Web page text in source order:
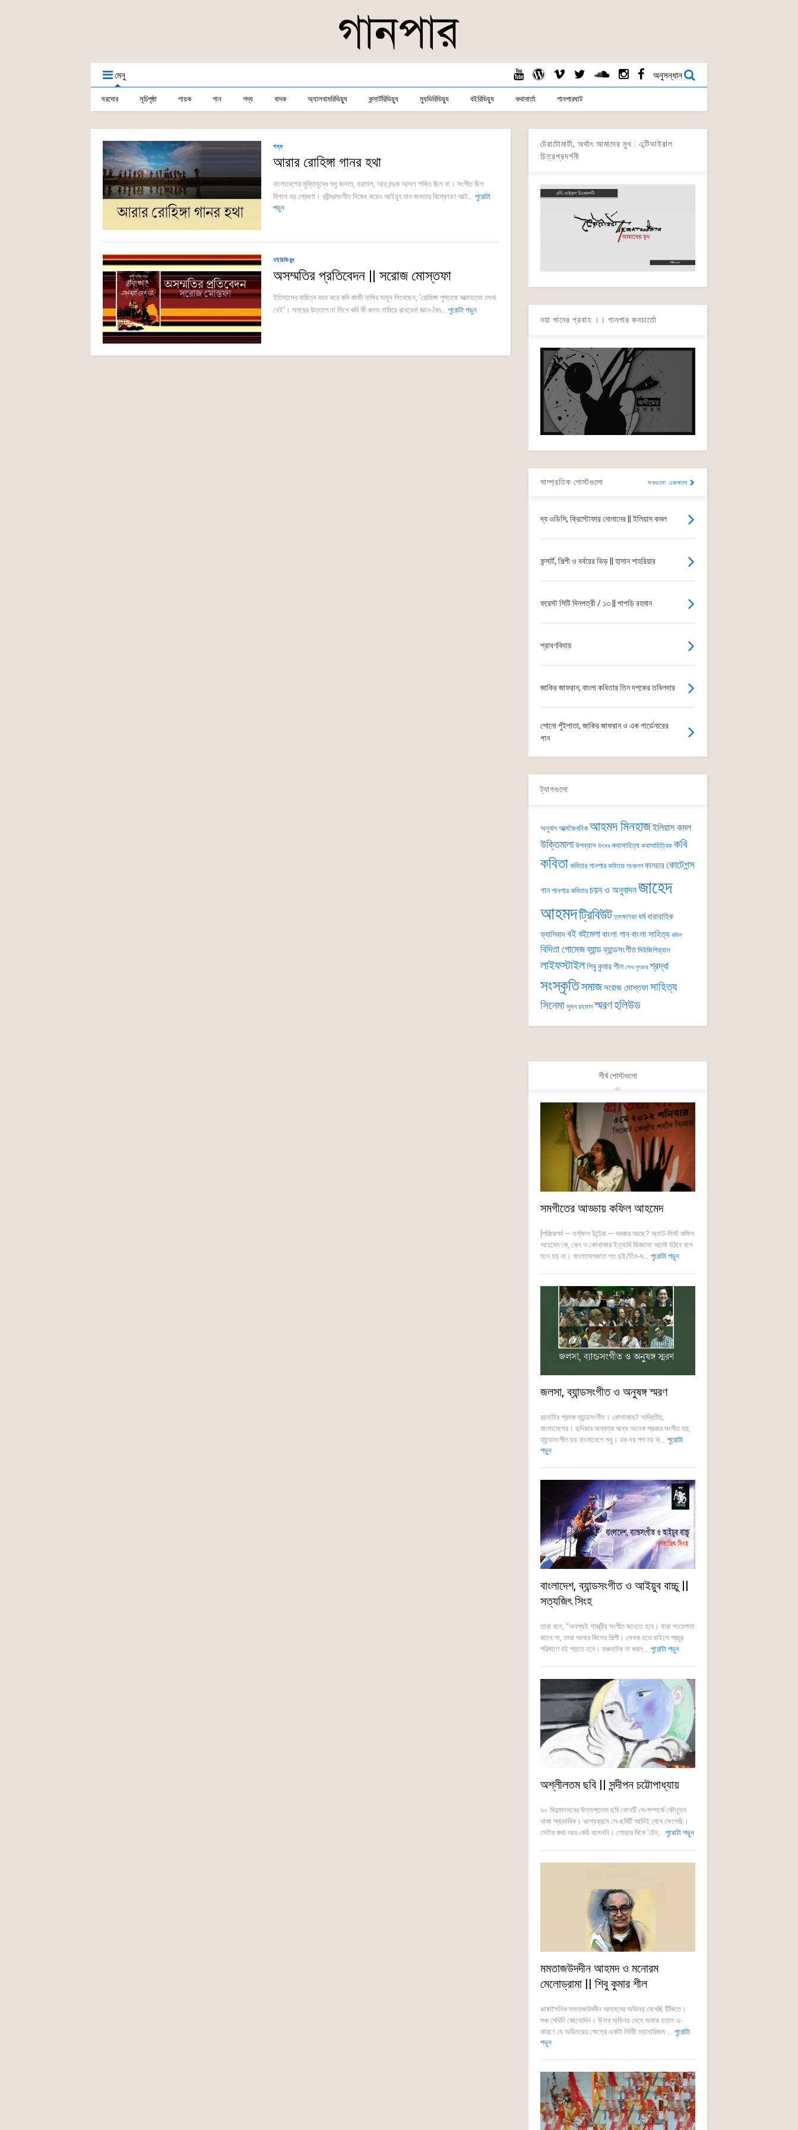
মেনু অনুসন্ধান
ঘরদোর সূচিপৃষ্ঠা গায়ক গান গদ্য বাদক অ্যালবামরিভিয়্যু কন্সার্টরিভিয়্যু ম্যুভিরিভিয়্যু বইরিভিয়্যু কথাবার্তা গানপারঘাট
গদ্য
আরার রোহিঙ্গা গানর হথা
বাংলাদেশের মুক্তিযুদ্ধে শুধু জনতা, হরতাল, আর বন্দুক আসল শক্তি ছিল না। সংগীত ছিল
বিশাল বড় প্রেরণা। রবীন্দ্রসংগীত নিষেধ করেও আইয়ুব খান জনতার বিস্ফোরণ আট... পুরোটা
পড়ুন
বইরিভিয়্যু
অসম্মতির প্রতিবেদন || সরোজ মোস্তফা
ইতিহাসের দায়িত্ব বহন করে কবি কাজী নাসির মামুন লিখেছেন, ‘রোহিঙ্গা পুস্তকে আত্মহত্যা লেখা
নেই’। সময়ের উত্তাপ না লিখে কবি কী কলম নামিয়ে রাখবেন! জ্ঞান-বৈদ... পুরোটা পড়ুন
টেরাটোমার্টা, অর্থাৎ আমাদের মুখ : এন্টিভাইরাল
চিত্রপ্রদর্শনী
নয়া গানের প্রবাহ ।। গানপার কনচার্তো
সাম্প্রতিক পোস্টগুলো সবগুলো একসাথে
দ্য ওডিসি, ক্রিস্টোফার নোলানের || ইলিয়াস কমল
কন্সার্ট, শিল্পী ও বর্বরের ভিড় || হাসান শাহরিয়ার
ফরেস্ট সিটি দিনপত্রী / ১৩ || পাপড়ি রহমান
শ্রাবণবিদায়
জাকির জাফরান, বাংলা কবিতার তিন দশকের তবিলদার
শোনো পুঁইপাতা, জাকির জাফরান ও এক গার্ডেনারের
গান
ট্যাগগুলো
অনুবাদ আত্মজৈবনিক আহমদ মিনহাজইলিয়াস কমল
উক্তিমালা উপন্যাস উৎসব কথাসাহিত্য কথাসাহিত্যিক কবি
কবিতা কবিতার গানপার কবিতার সংকলন কালচারকোটেশন্স
গান গানপার কবিতার চয়ন ও অনুবাদনজাহেদ
আহমদট্রিবিউট তাৎক্ষণিকা ধর্ম ধারাবাহিক
ফ্যাসিবাদবইবইমেলাবাংলা গানবাংলা সাহিত্য বাউল
বিদিতা গোমেজব্যান্ডব্যান্ডসংগীত মিউজিশিয়্যান
লাইফস্টাইলশিবু কুমার শীল শেখ লুৎফর শ্রদ্ধা
সংস্কৃতিসমাজসরোজ মোস্তফাসাহিত্য
সিনেমা সুমন রহমান স্মরণহলিউড
শীর্ষ পোস্টগুলো
সমগীতের আড্ডায় কফিল আহমেদ
[পরিচয়পর্ব — ফর্ম্যাল ইন্ট্রো — দরকার আছে? অ্যাট-লিস্ট কফিল
আহমেদ কে, কেন ও কোথাকার ইত্যাদি জিজ্ঞাসা আদৌ উঠবে বলে
মনে হয় না। বাংলাদেশজাত গত দুই/তিন-দ... পুরোটা পড়ুন
জলসা, ব্যান্ডসংগীত ও অনুষঙ্গ স্মরণ
রচনাটার প্রসঙ্গ ব্যান্ডসংগীত। কোথাকার? অদ্বিতীয়,
বাংলাদেশের। দুনিয়ার অন্যত্র অন্য অনেক প্রকার সংগীত হয়,
ব্যান্ডসংগীত হয় বাংলাদেশে শুধু। রক নয় পপ নয় ক্... পুরোটা
পড়ুন
বাংলাদেশ, ব্যান্ডসংগীত ও আইয়ুব বাচ্চু ||
সত্যজিৎ সিংহ
তারা বলে, “অবশ্যই শাস্ত্রীয় সংগীত জানতে হবে। যারা সারেগামা
জানে না, তারা আবার কিসের শিল্পী। লেখক হতে চাইলে প্রচুর
পরিমাণে বই পড়তে হবে। মঞ্চনাটক না করল... পুরোটা পড়ুন
অশ্লীলতম ছবি || সন্দীপন চট্টোপাধ্যায়
৯০ ফিল্মোৎসবের উত্তপ্ততম ছবি কোনটি সে-সম্পর্কে কৌতূহল
থাকা স্বাভাবিক। ভাগ্যক্রমে সে-ছবিটি আমিই দেখে ফেলেছি।
সেটার কথা আর কেউ বলেননি। গোড়ার দিকে ‘টেন্... পুরোটা পড়ুন
মমতাজউদদীন আহমদ ও মনোরম
মেলোড্রামা || শিবু কুমার শীল
ভাষাসৈনিক মমতাজউদদীন আহমদের অভিনয় দেখেছি টিভিতে।
মঞ্চ দেখিনি কোনোদিন। উনার অভিনয় দেখে অবাক হতাম এ-
কারণে যে অভিনয়ের ক্ষেত্রে একটা নির্দিষ্ট ম্যানারিজম ... পুরোটা
পড়ুন